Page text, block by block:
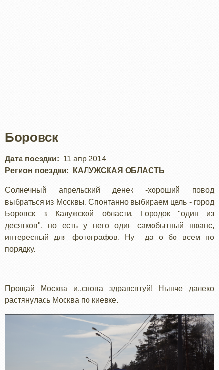
Боровск
Дата поездки
11 апр 2014
Регион поездки
КАЛУЖСКАЯ ОБЛАСТЬ
Солнечный апрельский денек -хороший повод
выбраться из Москвы. Спонтанно выбираем цель - город
Боровск в Калужской области. Городок "один из
десятков", но есть у него один самобытный нюанс,
интересный для фотографов. Ну да о бо всем по
порядку.
Прощай Москва и..снова здравсвтуй! Нынче далеко
растянулась Москва по киевке.